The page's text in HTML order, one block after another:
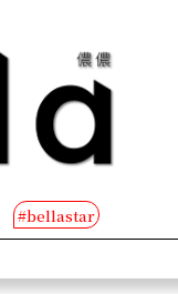
#bellastar